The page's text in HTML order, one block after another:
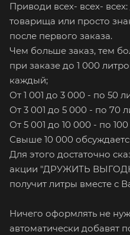
Приводи всех- всех- всех:
товарища или просто
после первого заказа.
Чем больше заказ, тем
при заказе до 1 000
каждый;
От 1 001 до 3 000 - по 50
От 3 001 до 5 000 - по 70
От 5 001 до 10 000 - по
Свыше 10 000
Для этого достаточно
акции "ДРУЖИТЬ
получит литры вместе с
Ничего оформлять не
автоматически добавят